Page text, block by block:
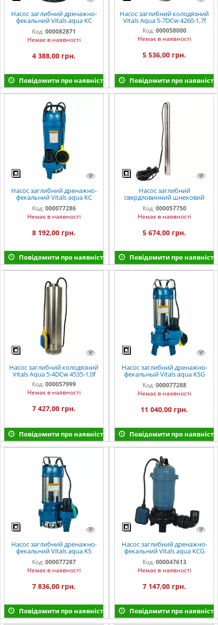
Насос заглибний дренажно-
фекальний Vitals aqua KC
917o
Код: 000082871
Немає в наявності
4 388,00 грн.
Повідомити про наявність
Насос заглибний колодязний
Vitals Aqua 5-7DCw 4260-1,7f
Код: 000058000
Немає в наявності
5 536,00 грн.
Повідомити про наявність
Насос заглибний дренажно-
фекальний Vitals aqua KC
1829f
Код: 000077286
Немає в наявності
8 192,00 грн.
Повідомити про наявність
Насос заглибний
свердловинний шнековий
Vitals aqua 2DS 0523-0,5r
Код: 000057750
Немає в наявності
5 674,00 грн.
Повідомити про наявність
Насос заглибний колодязний
Vitals Aqua 5-4DCw 4535-1,0f
Код: 000057999
Немає в наявності
7 427,00 грн.
Повідомити про наявність
Насос заглибний дренажно-
фекальный Vitals aqua KSG
1621f
Код: 000077288
Немає в наявності
11 040,00 грн.
Повідомити про наявність
Насос заглибний дренажно-
фекальний Vitals aqua KS
1723f
Код: 000077287
Немає в наявності
7 836,00 грн.
Повідомити про наявність
Насос заглибний дренажно-
фекальний Vitals aqua KCG
913o
Код: 000047613
Немає в наявності
7 147,00 грн.
Повідомити про наявність